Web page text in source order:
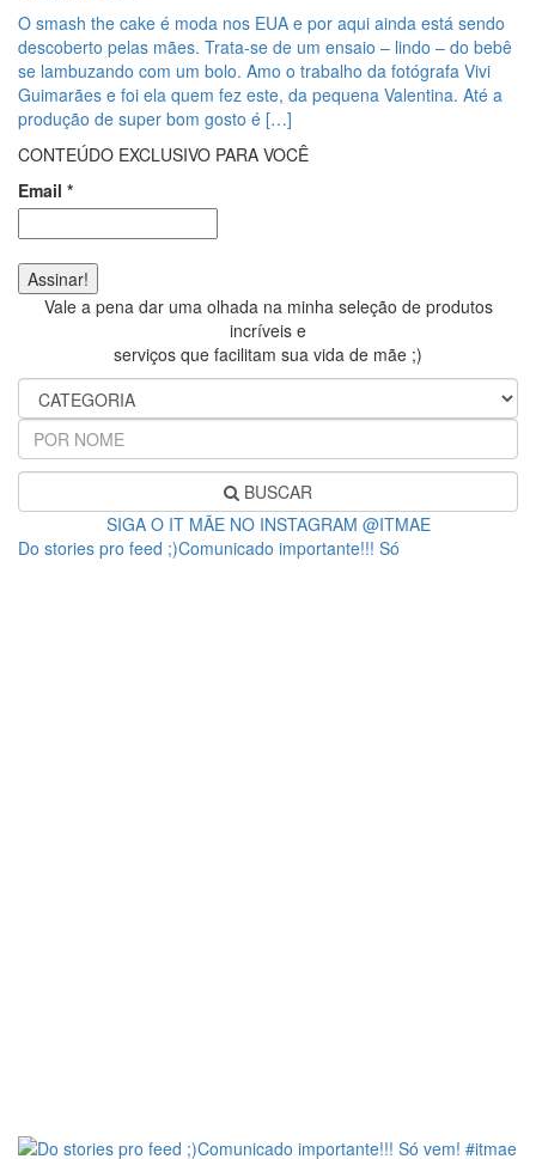
O smash the cake é moda nos EUA e por aqui ainda está sendo
descoberto pelas mães. Trata-se de um ensaio – lindo – do bebê
se lambuzando com um bolo. Amo o trabalho da fotógrafa Vivi
Guimarães e foi ela quem fez este, da pequena Valentina. Até a
produção de super bom gosto é […]
CONTEÚDO EXCLUSIVO PARA VOCÊ
Email *
Vale a pena dar uma olhada na minha seleção de produtos
incríveis e
serviços que facilitam sua vida de mãe ;)
BUSCAR
SIGA O IT MÃE NO INSTAGRAM @ITMAE
Do stories pro feed ;)Comunicado importante!!! Só